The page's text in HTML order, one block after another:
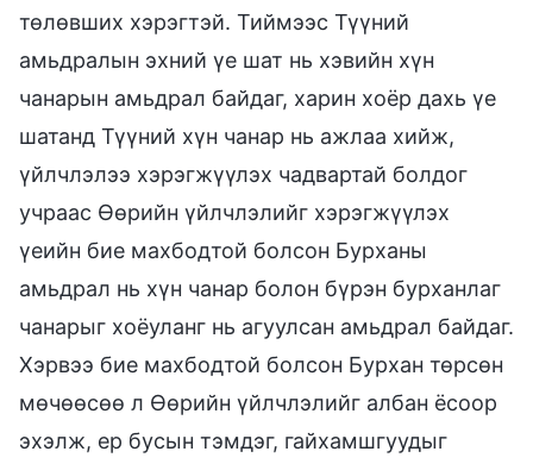
төлөвших хэрэгтэй. Тиймээс Түүний
амьдралын эхний үе шат нь хэвийн хүн
чанарын амьдрал байдаг, харин хоёр дахь үе
шатанд Түүний хүн чанар нь ажлаа хийж,
үйлчлэлээ хэрэгжүүлэх чадвартай болдог
учраас Өөрийн үйлчлэлийг хэрэгжүүлэх
үеийн бие махбодтой болсон Бурханы
амьдрал нь хүн чанар болон бүрэн бурханлаг
чанарыг хоёуланг нь агуулсан амьдрал байдаг.
Хэрвээ бие махбодтой болсон Бурхан төрсөн
мөчөөсөө л Өөрийн үйлчлэлийг албан ёсоор
эхэлж, ер бусын тэмдэг, гайхамшгуудыг